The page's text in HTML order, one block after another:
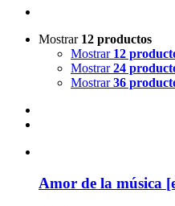
Mostrar 12 productos
Mostrar 12
Mostrar24
Mostrar36
Amor de la música